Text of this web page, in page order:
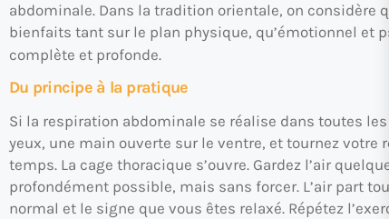
abdominale. Dans la tradition orientale, on considère
bienfaits tant sur le plan physique, qu’émotionnel et
complète et profonde.
Du principe à la pratique
Si la respiration abdominale se réalise dans toutes
yeux, une main ouverte sur le ventre, et tournez votre
temps. La cage thoracique s’ouvre. Gardez l’air
profondément possible, mais sans forcer. L’air part
normal et le signe que vous êtes relaxé. Répétez